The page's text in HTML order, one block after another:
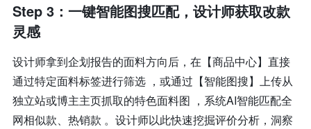
Step 3：一键智能图搜匹配，设计师获取改款
灵感
设计师拿到企划报告的面料方向后，在【商品中心】直接
通过特定面料标签进行筛选 ，或通过【智能图搜】上传从
独立站或博主主页抓取的特色面料图 ，系统AI智能匹配全
网相似款、热销款 。设计师以此快速挖掘评价分析，洞察